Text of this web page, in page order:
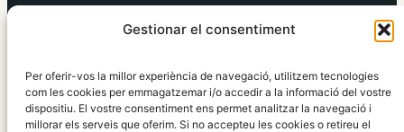
Gestionar el consentiment
Per oferir-vos la millor experiència de navegació, utilitzem tecnologies
com les cookies per emmagatzemar i/o accedir a la informació del vostre
dispositiu. El vostre consentiment ens permet analitzar la navegació i
millorar els serveis que oferim. Si no accepteu les cookies o retireu el
Política
Societat
Tendències